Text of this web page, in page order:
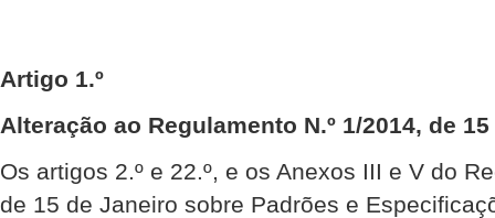
Artigo 1.º
Alteração ao Regulamento N.º 1/2014, de
Os artigos 2.º e 22.º, e os Anexos III e V do
de 15 de Janeiro sobre Padrões e